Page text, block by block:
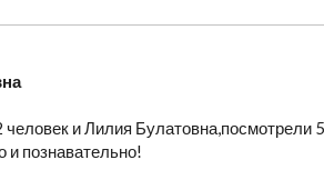
и Лилия Булатовна,посмотрели
и познавательно!